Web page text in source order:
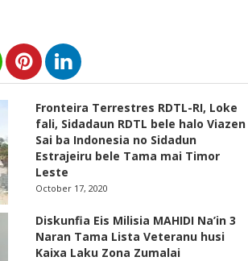
Fronteira Terrestres RDTL-RI, Loke
fali, Sidadaun RDTL bele halo Viazen
Sai ba Indonesia no Sidadun
Estrajeiru bele Tama mai Timor
Leste
October 17, 2020
Diskunfia Eis Milisia MAHIDI Na’in 3
Naran Tama Lista Veteranu husi
Kaixa Laku Zona Zumalai